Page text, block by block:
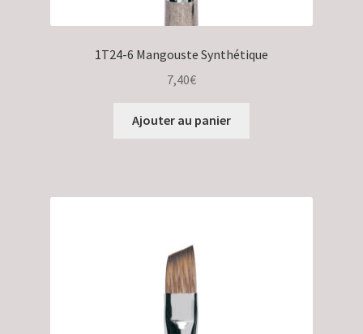
1T24-6 Mangouste Synthétique
7,40€
Ajouter au panier